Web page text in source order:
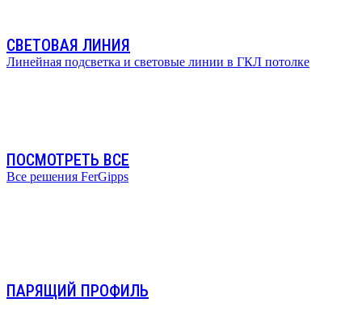
СВЕТОВАЯ ЛИНИЯ
Линейная подсветка и световые линии в ГКЛ потолке
ПОСМОТРЕТЬ ВСЕ
Все решения FerGipps
ПАРЯЩИЙ ПРОФИЛЬ